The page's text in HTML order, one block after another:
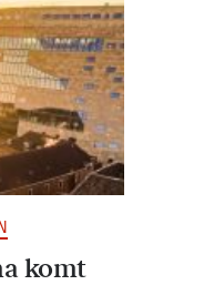
komt